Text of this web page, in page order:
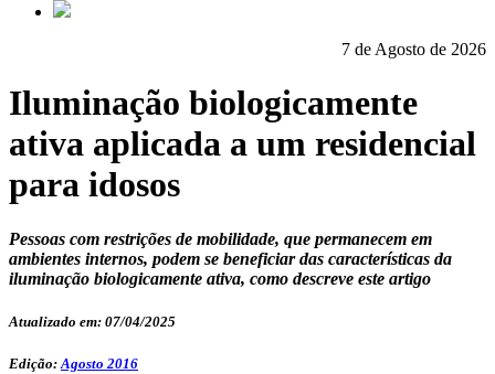
7 de Agosto de 2026
Iluminação biologicamente
ativa aplicada a um residencial
para idosos
Pessoas com restrições de mobilidade, que permanecem em
ambientes internos, podem se beneficiar das características da
iluminação biologicamente ativa, como descreve este artigo
Atualizado em: 07/04/2025
Edição:Agosto 2016